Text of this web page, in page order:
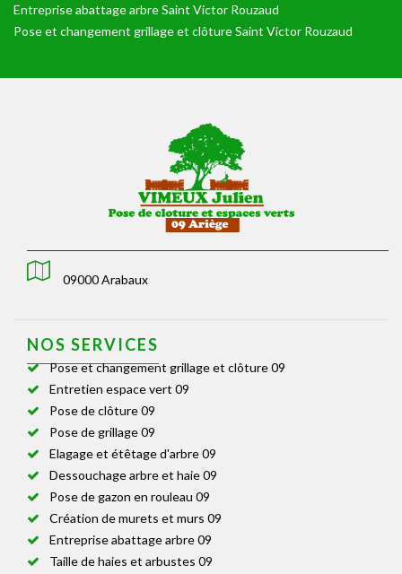
Entreprise abattage arbre Saint Victor Rouzaud
Pose et changement grillage et clôture Saint Victor Rouzaud
09000 Arabaux
NOS SERVICES
Pose et changement grillage et clôture 09
Entretien espace vert 09
Pose de clôture 09
Pose de grillage 09
Elagage et étêtage d'arbre 09
Dessouchage arbre et haie 09
Pose de gazon en rouleau 09
Création de murets et murs 09
Entreprise abattage arbre 09
Taille de haies et arbustes 09